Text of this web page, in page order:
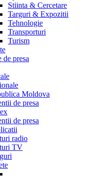
Stiinta & Cercetare
Targuri & Expozitii
Tehnologie
Transporturi
Turism
de presa
Moldova
de presa
de presa
radio
TV